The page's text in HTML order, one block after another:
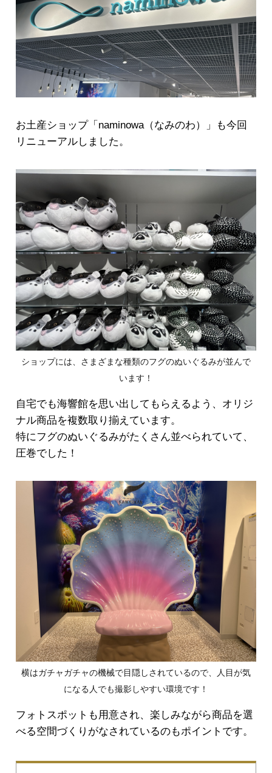
お土産ショップ「naminowa（なみのわ）」も今回
リニューアルしました。
ショップには、さまざまな種類のフグのぬいぐるみが並んで
います！
自宅でも海響館を思い出してもらえるよう、オリジ
ナル商品を複数取り揃えています。
特にフグのぬいぐるみがたくさん並べられていて、
圧巻でした！
横はガチャガチャの機械で目隠しされているので、人目が気
になる人でも撮影しやすい環境です！
フォトスポットも用意され、楽しみながら商品を選
べる空間づくりがなされているのもポイントです。